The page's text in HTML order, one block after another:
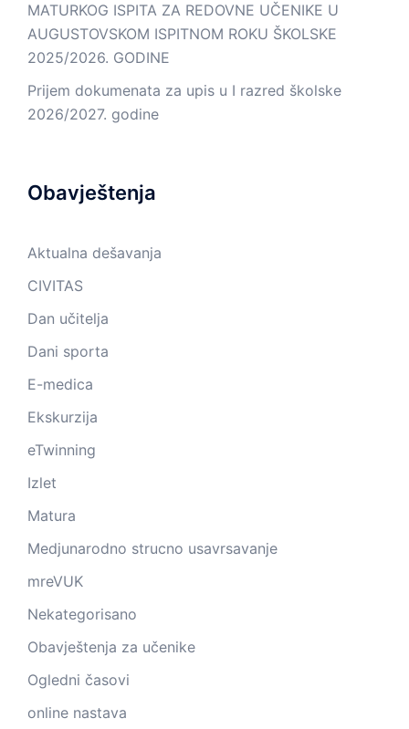
MATURKOG ISPITA ZA REDOVNE UČENIKE U
AUGUSTOVSKOM ISPITNOM ROKU ŠKOLSKE
2025/2026. GODINE
Prijem dokumenata za upis u I razred školske
2026/2027. godine
Obavještenja
Aktualna dešavanja
CIVITAS
Dan učitelja
Dani sporta
E-medica
Ekskurzija
eTwinning
Izlet
Matura
Medjunarodno strucno usavrsavanje
mreVUK
Nekategorisano
Obavještenja za učenike
Ogledni časovi
online nastava